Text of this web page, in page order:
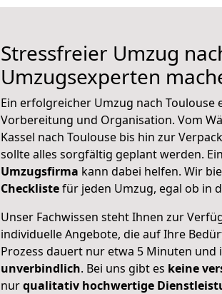
Stressfreier Umzug
Umzugsexperten
Ein erfolgreicher Umzug nach
Vorbereitung und Organisation. Vom
Kassel nach Toulouse bis hin zur
sollte alles sorgfältig geplant werden.
Umzugsfirma kann dabei helfen. Wir
Checklistefür jeden Umzug, egal ob in
Unser Fachwissen steht Ihnen zur
individuelle Angebote, die auf Ihre
Prozess dauert nur etwa 5 Minuten und
unverbindlich. Bei uns gibt es keine
nurqualitativ hochwertige